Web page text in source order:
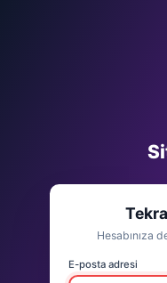
Hesabınıza
E-posta adresi